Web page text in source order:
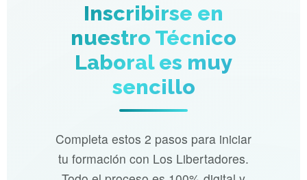
Inscribirse en
nuestro Técnico
Laboral es muy
sencillo
Completa estos 2 pasos para iniciar
tu formación con Los Libertadores.